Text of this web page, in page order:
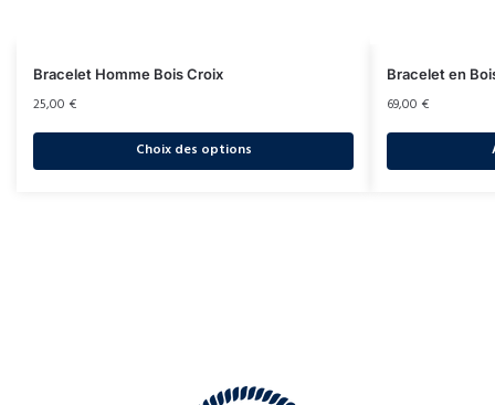
Bracelet Homme Bois Croix
25,00 €
Choix des options
Bracelet en
69,00 €